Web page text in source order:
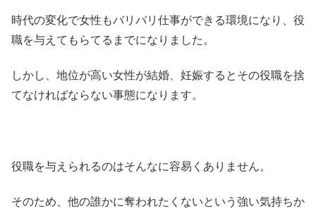
時代の変化で女性もバリバリ仕事ができる環境になり、役
職を与えてもらてるまでになりました。
しかし、地位が高い女性が結婚、妊娠するとその役職を捨
てなければならない事態になります。
役職を与えられるのはそんなに容易くありません。
そのため、他の誰かに奪われたくないという強い気持ちか